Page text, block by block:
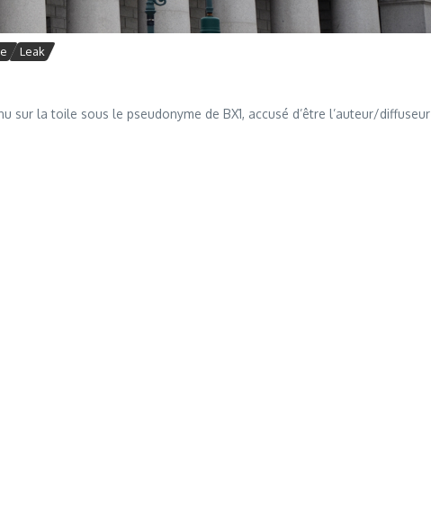
Leak
sur la toile sous le pseudonyme de BX1, accusé d’être l’auteur/diffuseur